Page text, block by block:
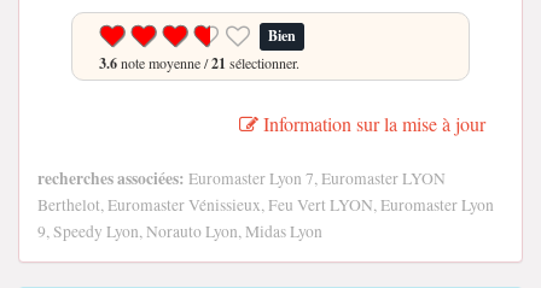
Bien
3.6note moyenne /21 sélectionner.
Information sur la mise à jour
recherches associées: Euromaster Lyon 7, Euromaster LYON
Berthelot, Euromaster Vénissieux, Feu Vert LYON, Euromaster Lyon
9, Speedy Lyon, Norauto Lyon, Midas Lyon